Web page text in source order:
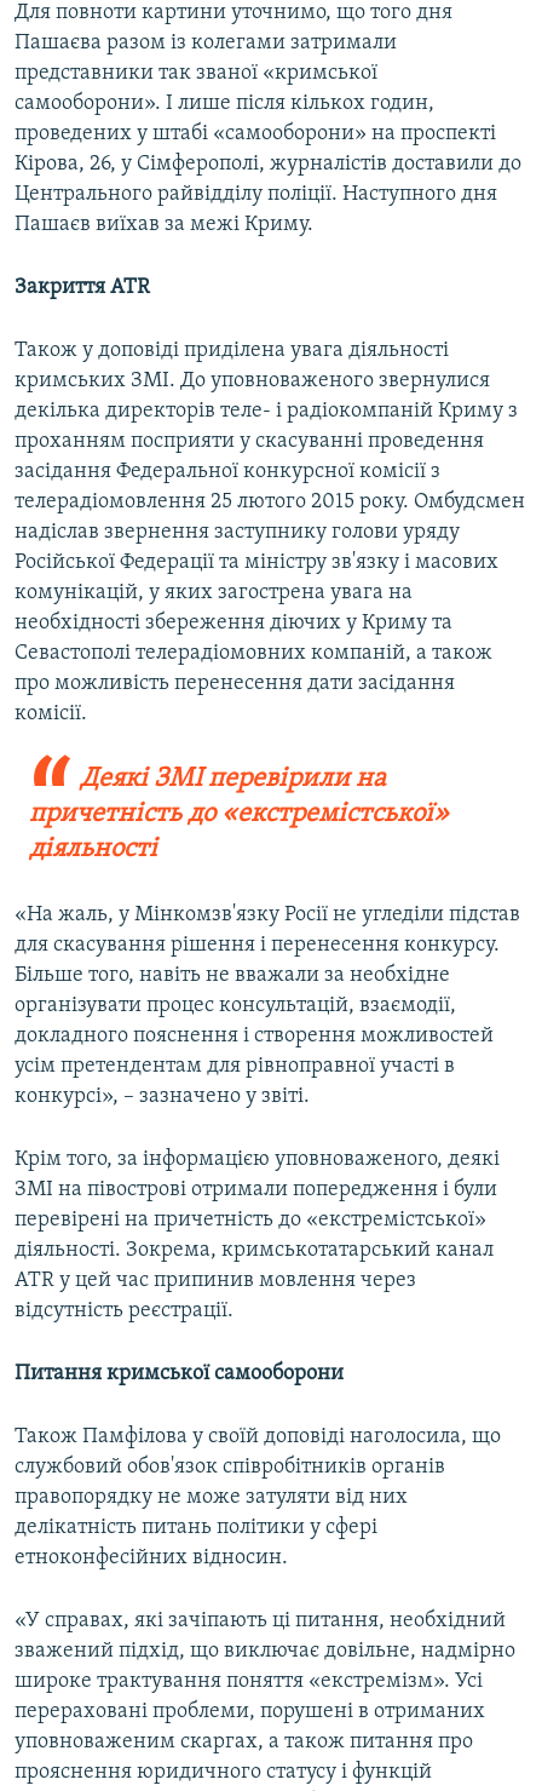
Для повноти картини уточнимо, що того дня
Пашаєва разом із колегами затримали
представники так званої «кримської
самооборони». І лише після кількох годин,
проведених у штабі «самооборони» на проспекті
Кірова, 26, у Сімферополі, журналістів доставили до
Центрального райвідділу поліції. Наступного дня
Пашаєв виїхав за межі Криму.
Закриття ATR
Також у доповіді приділена увага діяльності
кримських ЗМІ. До уповноваженого звернулися
декілька директорів теле- і радіокомпаній Криму з
проханням посприяти у скасуванні проведення
засідання Федеральної конкурсної комісії з
телерадіомовлення 25 лютого 2015 року. Омбудсмен
надіслав звернення заступнику голови уряду
Російської Федерації та міністру зв'язку і масових
комунікацій, у яких загострена увага на
необхідності збереження діючих у Криму та
Севастополі телерадіомовних компаній, а також
про можливість перенесення дати засідання
комісії.
Деякі ЗМІ перевірили на
причетність до «екстремістської»
діяльності
«На жаль, у Мінкомзв'язку Росії не угледіли підстав
для скасування рішення і перенесення конкурсу.
Більше того, навіть не вважали за необхідне
організувати процес консультацій, взаємодії,
докладного пояснення і створення можливостей
усім претендентам для рівноправної участі в
конкурсі», – зазначено у звіті.
Крім того, за інформацією уповноваженого, деякі
ЗМІ на півострові отримали попередження і були
перевірені на причетність до «екстремістської»
діяльності. Зокрема, кримськотатарський канал
АТR у цей час припинив мовлення через
відсутність реєстрації.
Питання кримської самооборони
Також Памфілова у своїй доповіді наголосила, що
службовий обов'язок співробітників органів
правопорядку не може затуляти від них
делікатність питань політики у сфері
етноконфесійних відносин.
«У справах, які зачіпають ці питання, необхідний
зважений підхід, що виключає довільне, надмірно
широке трактування поняття «екстремізм». Усі
перераховані проблеми, порушені в отриманих
уповноваженим скаргах, а також питання про
прояснення юридичного статусу і функцій